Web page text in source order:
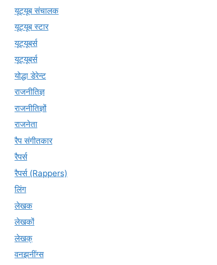
यूट्यूब संचालक
यूट्यूब स्टार
यूट्यूबर्स
यूट्‍यूबर्स
योद्धा डेरेन्ट
राजनीतिज्ञ
राजनीतिज्ञों
राजनेता
रैप संगीतकार
रैपर्स
रैपर्स (Rappers)
लिंग
लेखक
लेखकों
लेखक्
वनझनींग्स